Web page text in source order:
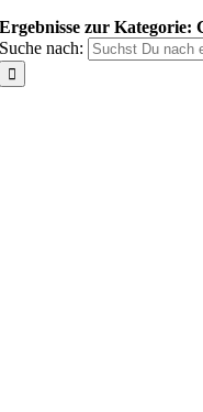
Ergebnisse zur Kategorie:
Suche nach: